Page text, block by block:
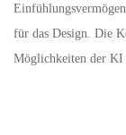
für das Design. Die
Möglichkeiten der